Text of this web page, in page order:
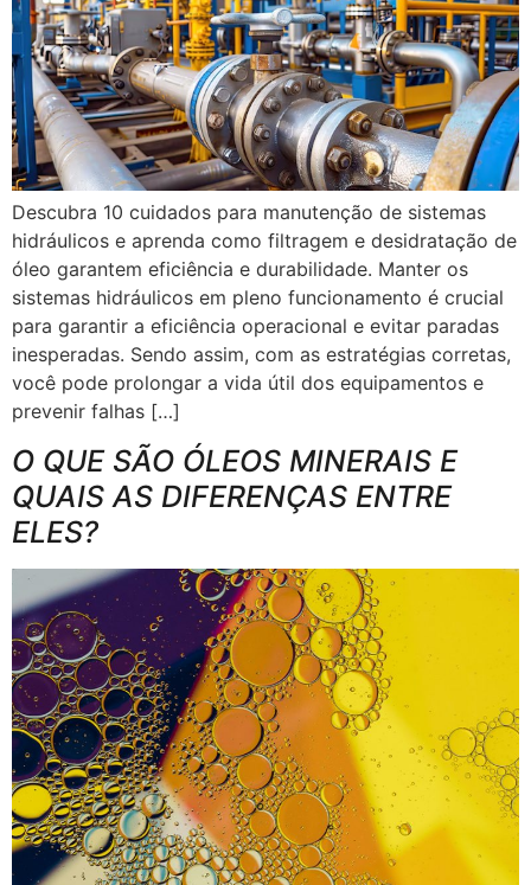
Descubra 10 cuidados para manutenção de sistemas
hidráulicos e aprenda como filtragem e desidratação de
óleo garantem eficiência e durabilidade. Manter os
sistemas hidráulicos em pleno funcionamento é crucial
para garantir a eficiência operacional e evitar paradas
inesperadas. Sendo assim, com as estratégias corretas,
você pode prolongar a vida útil dos equipamentos e
prevenir falhas […]
O QUE SÃO ÓLEOS MINERAIS E
QUAIS AS DIFERENÇAS ENTRE
ELES?